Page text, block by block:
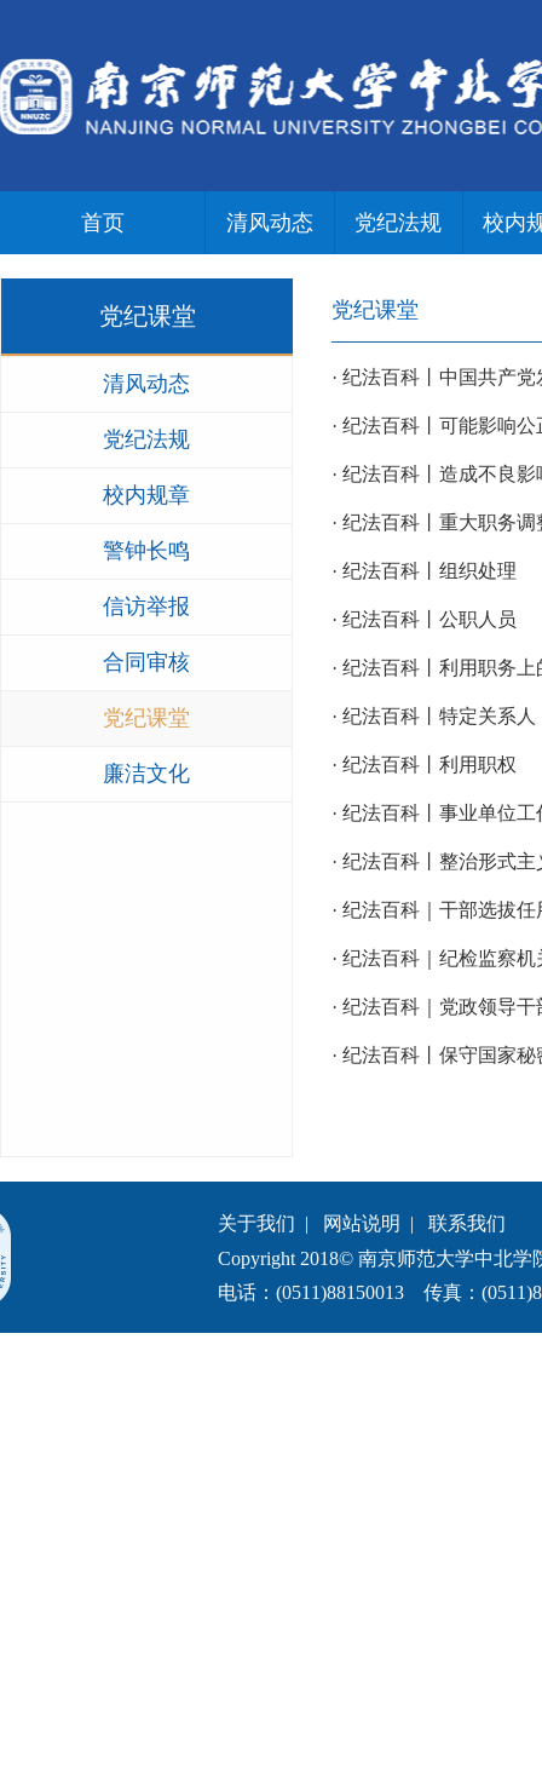
首页 清风动态 党纪法规 校内
党纪课堂
清风动态
党纪法规
校内规章
警钟长鸣
信访举报
合同审核
党纪课堂
廉洁文化
党纪课堂
· 纪法百科丨中国共产
· 纪法百科丨可能影响
· 纪法百科丨造成不良
· 纪法百科丨重大职务调
· 纪法百科丨组织处理
· 纪法百科丨公职人员
· 纪法百科丨利用职务上
· 纪法百科丨特定关系人
· 纪法百科丨利用职权
· 纪法百科丨事业单位
· 纪法百科丨整治形式
· 纪法百科｜干部选拔
· 纪法百科｜纪检监察
· 纪法百科｜党政领导
· 纪法百科丨保守国家秘
关于我们 | 网站说明 | 联系我们
Copyright 2018© 南京师范大学中北学
电话：(0511)88150013 传真：